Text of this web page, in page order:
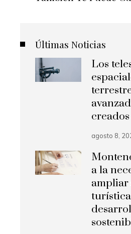
Últimas Noticias
Los
creados
agosto 8,
a la
ampliar